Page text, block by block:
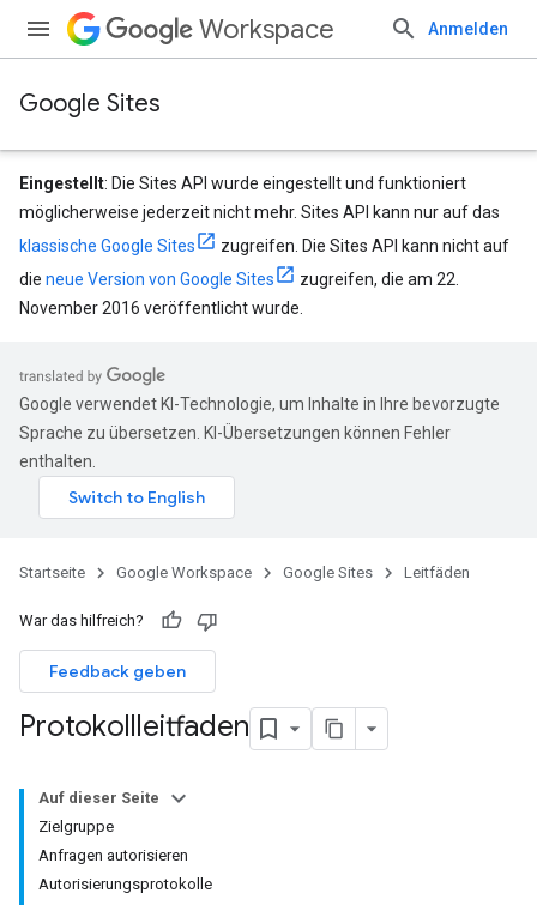
Workspace Anmelden
Google Sites
Eingestellt: Die Sites API wurde eingestellt und funktioniert
möglicherweise jederzeit nicht mehr. Sites API kann nur auf das
klassische Google Sites
zugreifen. Die Sites API kann nicht auf
die neue Version von Google Sites
zugreifen, die am 22.
November 2016 veröffentlicht wurde.
Google verwendet KI-Technologie, um Inhalte in Ihre bevorzugte
Sprache zu übersetzen. KI-Übersetzungen können Fehler
enthalten.
Startseite Google Workspace Google Sites Leitfäden
War das hilfreich?
Feedback geben
Protokollleitfaden
Auf dieser Seite
Zielgruppe
Anfragen autorisieren
Autorisierungsprotokolle